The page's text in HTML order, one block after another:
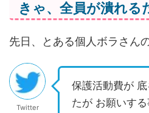
きゃ、全員が潰れる
先日、とある個人ボラさん
Twitter
保護活動費が
たが お願いす